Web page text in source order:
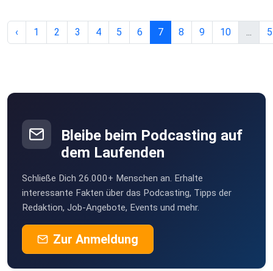
‹ 1 2 3 4 5 6 7 8 9 10 ...
Bleibe beim Podcasting auf
dem Laufenden
Schließe Dich 26.000+ Menschen an. Erhalte
interessante Fakten über das Podcasting, Tipps der
Redaktion, Job-Angebote, Events und mehr.
Zur Anmeldung